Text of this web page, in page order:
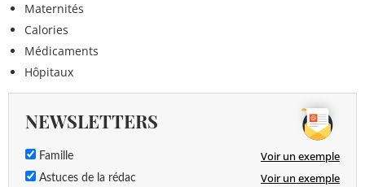
Maternités
Calories
Médicaments
Hôpitaux
NEWSLETTERS
Famille Voir un exemple
Astuces de la rédac Voir un exemple